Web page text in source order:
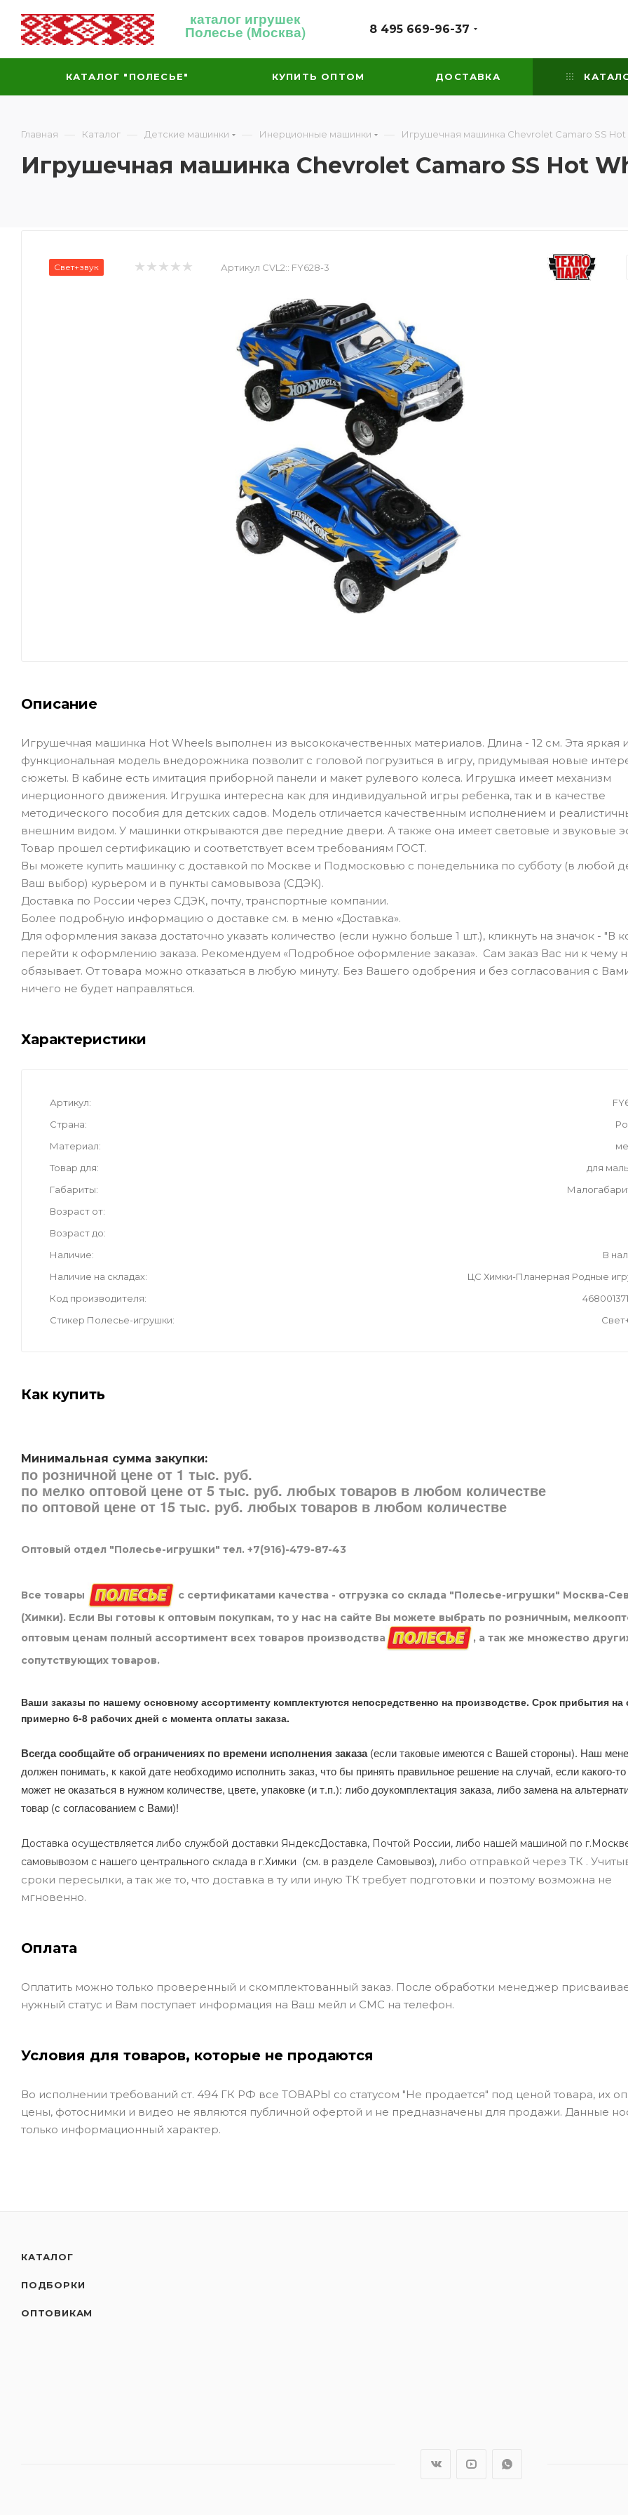
каталог игрушек
Полесье (Москва) 8 495 669-96-37
КАТАЛОГ "ПОЛЕСЬЕ" КУПИТЬ ОПТОМ ДОСТАВКА
Главная — Каталог — Детские машинки — Инерционные машинки — Игрушечная машинка Chevrolet Camaro SS Hot
Игрушечная машинка Chevrolet Camaro SS Hot
Свет+звук Артикул CVL2:: FY628-3
Описание
Игрушечная машинка Hot Wheels выполнен из высококачественных материалов. Длина - 12 см. Эта яркая и
функциональная модель внедорожника позволит с головой погрузиться в игру, придумывая новые
сюжеты. В кабине есть имитация приборной панели и макет рулевого колеса. Игрушка имеет механизм
инерционного движения. Игрушка интересна как для индивидуальной игры ребенка, так и в качестве
методического пособия для детских садов. Модель отличается качественным исполнением и
внешним видом. У машинки открываются две передние двери. А также она имеет световые и звуковые
Товар прошел сертификацию и соответствует всем требованиям ГОСТ.
Вы можете купить машинку с доставкой по Москве и Подмосковью с понедельника по субботу (в любой
Ваш выбор) курьером и в пункты самовывоза (СДЭК).
Доставка по России через СДЭК, почту, транспортные компании.
Более подробную информацию о доставке см. в меню «Доставка».
Для оформления заказа достаточно указать количество (если нужно больше 1 шт.), кликнуть на значок - "В
перейти к оформлению заказа. Рекомендуем «Подробное оформление заказа». Сам заказ Вас ни к чему
обязывает. От товара можно отказаться в любую минуту. Без Вашего одобрения и без согласования с
ничего не будет направляться.
Характеристики
Артикул
Страна
Материал
Товар для
для
Габариты
Возраст от
Возраст до
Наличие
В
Наличие на складах
ЦС Химки-Планерная Родные
Код производителя
Стикер Полесье-игрушки
Как купить
Минимальная сумма закупки:
по розничной цене от 1 тыс. руб.
по мелко оптовой цене от 5 тыс. руб. любых товаров в любом количестве
по оптовой цене от 15 тыс. руб. любых товаров в любом количестве
Оптовый отдел "Полесье-игрушки" тел. +7(916)-479-87-43
Все товары
с сертификатами качества - отгрузка со склада "Полесье-игрушки" Москва-
(Химки). Если Вы готовы к оптовым покупкам, то у нас на сайте Вы можете выбрать по розничным,
оптовым ценам полный ассортимент всех товаров производства
, а так же множество
сопутствующих товаров.
Ваши заказы по нашему основному ассортименту комплектуются непосредственно на производстве. Срок прибытия на
примерно 6-8 рабочих дней с момента оплаты заказа.
Всегда сообщайте об ограничениях по времени исполнения заказа(если таковые имеются с Вашей стороны). Наш
должен понимать, к какой дате необходимо исполнить заказ, что бы принять правильное решение на случай, если какого-
может не оказаться в нужном количестве, цвете, упаковке (и т.п.): либо доукомплектация заказа, либо замена на
товар (с согласованием с Вами)!
Доставка осуществляется либо службой доставки ЯндексДоставка, Почтой России, либо нашей машиной по
самовывозом с нашего центрального склада в г.Химки (см. в разделе Самовывоз), либо отправкой через ТК .
сроки пересылки, а так же то, что доставка в ту или иную ТК требует подготовки и поэтому возможна не
мгновенно.
Оплата
Оплатить можно только проверенный и скомплектованный заказ. После обработки менеджер
нужный статус и Вам поступает информация на Ваш мейл и СМС на телефон.
Условия для товаров, которые не продаются
Во исполнении требований ст. 494 ГК РФ все ТОВАРЫ со статусом "Не продается" под ценой товара, их
цены, фотоснимки и видео не являются публичной офертой и не предназначены для продажи. Данные
только информационный характер.
КАТАЛОГ
ПОДБОРКИ
ОПТОВИКАМ